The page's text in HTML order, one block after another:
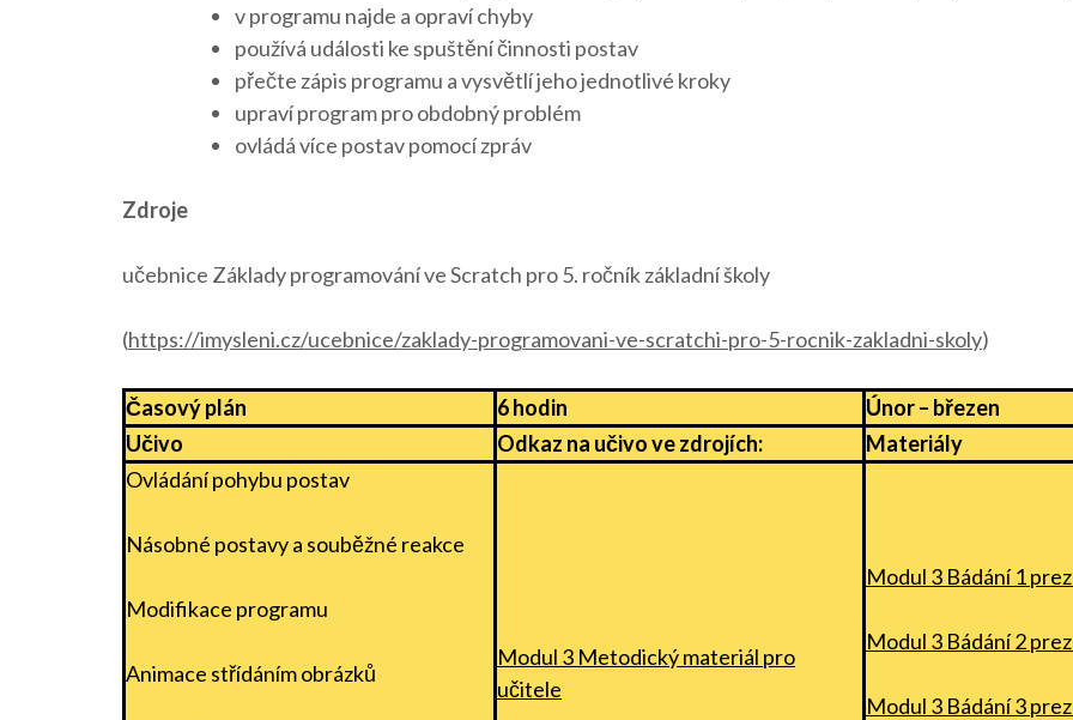
v programu najde a opraví chyby
používá události ke spuštění činnosti postav
přečte zápis programu a vysvětlí jeho jednotlivé kroky
upraví program pro obdobný problém
ovládá více postav pomocí zpráv
Zdroje
učebnice Základy programování ve Scratch pro 5. ročník základní školy
(https://imysleni.cz/ucebnice/zaklady-programovani-ve-scratchi-pro-5-rocnik-zakladni-skoly)
Časový plán 6 hodin
Únor – březen
Učivo
Odkaz na učivo ve zdrojích:
Materiály
Ovládání pohybu postav
Násobné postavy a souběžné reakce
Modifikace programu
Animace střídáním obrázků
Modul 3 Metodický materiál pro
učitele
Modul 3 Bádání 1
Modul 3 Bádání 2
Modul 3 Bádání 3